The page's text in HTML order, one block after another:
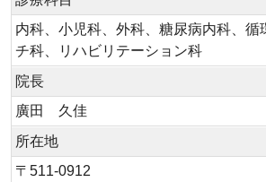
内科、小児科、外科、糖尿病内科、循
チ科、リハビリテーション科
院長
廣田 久佳
所在地
〒511-0912